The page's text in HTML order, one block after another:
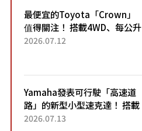
最便宜的Toyota「Crown」
值得關注！ 搭載4WD、每公升
22.4公里低油耗表現超亮眼！
2026.07.12
Yamaha發表可行駛「高速道
路」的新型小型速克達！ 搭載
能享受超強勁「渦輪感」的動
2026.07.13